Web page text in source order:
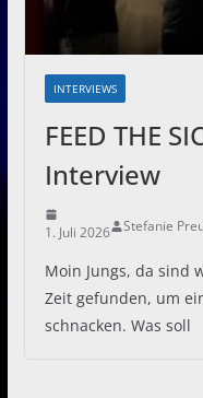
INTERVIEWS
FEED THE
Interview
1. Juli 2026 Stefanie
Moin Jungs, da sind
Zeit gefunden, um
schnacken. Was soll